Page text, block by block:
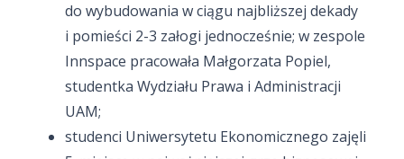
do wybudowania w ciągu najbliższej dekady
i pomieści 2-3 załogi jednocześnie; w zespole
Innspace pracowała Małgorzata Popiel,
studentka Wydziału Prawa i Administracji
UAM;
studenci Uniwersytetu Ekonomicznego zajęli